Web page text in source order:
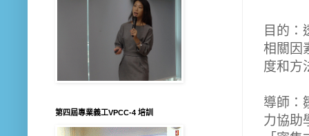
目的：
相關因
度和方
導師：
力協助
第四屆專業義工VPCC-4 培訓